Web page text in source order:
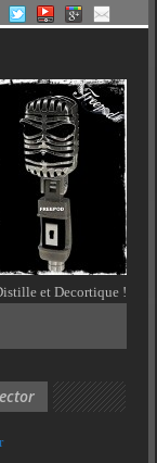
et Decortique !